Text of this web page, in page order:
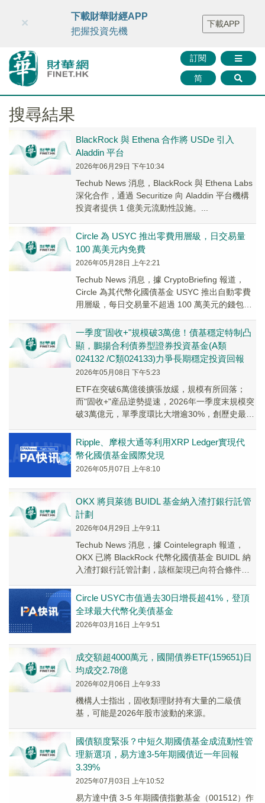
財華智庫網 FINTV FINMETA 財華證券 媒體矩陣
智庫沙龍
聯絡我們
訂閱
简
×
下載財華財經APP
把握投資先機
下載APP
搜尋結果
BlackRock 與 Ethena 合作將 USDe 引入
Aladdin 平台
2026年06月29日 下午10:34
Techub News 消息，BlackRock 與 Ethena Labs
深化合作，通過 Securitize 向 Aladdin 平台機構
投資者提供 1 億美元流動性設施。...
Circle 為 USYC 推出零費用層級，日交易量
100 萬美元内免費
2026年05月28日 上午2:21
Techub News 消息，據 CryptoBriefing 報道，
Circle 為其代幣化國債基金 USYC 推出自動零費
用層級，每日交易量不超過 100 萬美元的錢包可
一季度"固收+"規模破3萬億！債基穩定特制凸
顯，鵬揚合利債券型證券投資基金(A類
024132 /C類024133)力爭長期穩定投資回報
2026年05月08日 下午5:23
ETF在突破6萬億後擴張放緩，規模有所回落；
而"固收+"産品逆勢提速，2026年一季度末規模突
破3萬億元，單季度環比大增逾30%，創歷史最快
Ripple、摩根大通等利用XRP Ledger實現代
幣化國債基金國際兌現
2026年05月07日 上午8:10
OKX 將貝萊德 BUIDL 基金納入渣打銀行託管
計劃
2026年04月29日 上午9:11
Techub News 消息，據 Cointelegraph 報道，
OKX 已將 BlackRock 代幣化國債基金 BUIDL 納
入渣打銀行託管計劃，該框架現已向符合條件的
Circle USYC市值過去30日增長超41%，登頂
全球最大代幣化美債基金
2026年03月16日 上午9:51
成交額超4000萬元，國開債券ETF(159651)日
均成交2.78億
2026年02月06日 上午9:33
機構人士指出，固收類理財持有大量的二級債
基，可能是2026年股市波動的來源。
國債額度緊張？中短久期國債基金成流動性管
理新選項，易方達3-5年期國債近一年回報
3.39%
2025年07月03日 上午10:52
易方達中債 3-5 年期國債指數基金（001512）作